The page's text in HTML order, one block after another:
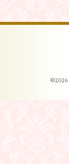
©2026